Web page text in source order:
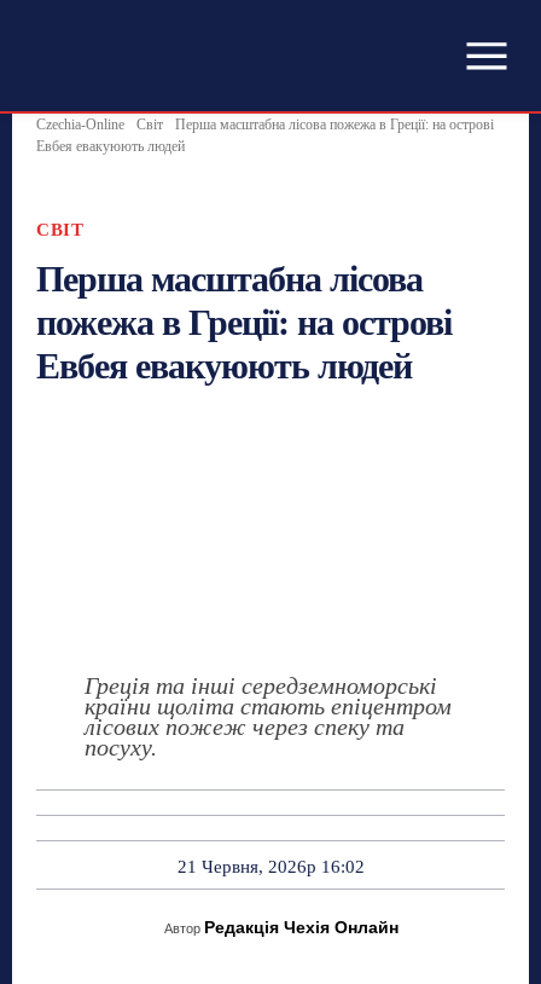
Czechia-Online Світ
Перша масштабна лісова пожежа в Греції: на острові
Евбея евакуюють людей
СВІТ
Перша масштабна лісова
пожежа в Греції: на острові
Евбея евакуюють людей
Греція та інші середземноморські
країни щоліта стають епіцентром
лісових пожеж через спеку та
посуху.
21 Червня, 2026р 16:02
Автор Редакція Чехія Онлайн